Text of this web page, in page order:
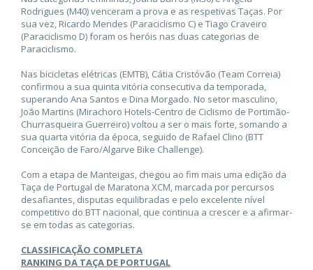
Rodrigues (M40) venceram a prova e as respetivas Taças. Por
sua vez, Ricardo Mendes (Paraciclismo C) e Tiago Craveiro
(Paraciclismo D) foram os heróis nas duas categorias de
Paraciclismo.
Nas bicicletas elétricas (EMTB), Cátia Cristóvão (Team Correia)
confirmou a sua quinta vitória consecutiva da temporada,
superando Ana Santos e Dina Morgado. No setor masculino,
João Martins (Mirachoro Hotels-Centro de Ciclismo de Portimão-
Churrasqueira Guerreiro) voltou a ser o mais forte, somando a
sua quarta vitória da época, seguido de Rafael Clino (BTT
Conceição de Faro/Algarve Bike Challenge).
Com a etapa de Manteigas, chegou ao fim mais uma edição da
Taça de Portugal de Maratona XCM, marcada por percursos
desafiantes, disputas equilibradas e pelo excelente nível
competitivo do BTT nacional, que continua a crescer e a afirmar-
se em todas as categorias.
CLASSIFICAÇÃO COMPLETA
RANKING DA TAÇA DE PORTUGAL